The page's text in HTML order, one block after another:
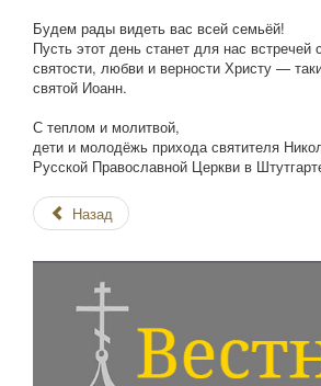
Будем рады видеть вас всей семьёй!
Пусть этот день станет для нас
святости, любви и верности Христу —
святой Иоанн.
С теплом и молитвой,
дети и молодёжь прихода святителя
Русской Православной Церкви в
Назад